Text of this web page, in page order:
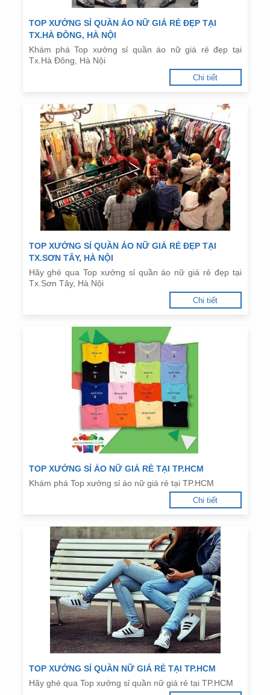
TOP XƯỞNG SỈ QUẦN ÁO NỮ GIÁ RẺ ĐẸP TẠI
TX.HÀ ĐÔNG, HÀ NỘI
Khám phá Top xưởng sỉ quần áo nữ giá rẻ đẹp tại
Tx.Hà Đông, Hà Nội
Chi tiết
TOP XƯỞNG SỈ QUẦN ÁO NỮ GIÁ RẺ ĐẸP TẠI
TX.SƠN TÂY, HÀ NỘI
Hãy ghé qua Top xưởng sỉ quần áo nữ giá rẻ đẹp tại
Tx.Sơn Tây, Hà Nội
Chi tiết
TOP XƯỞNG SỈ ÁO NỮ GIÁ RẺ TẠI TP.HCM
Khám phá Top xưởng sỉ áo nữ giá rẻ tại TP.HCM
Chi tiết
TOP XƯỞNG SỈ QUẦN NỮ GIÁ RẺ TẠI TP.HCM
Hãy ghé qua Top xưởng sỉ quần nữ giá rẻ tại TP.HCM